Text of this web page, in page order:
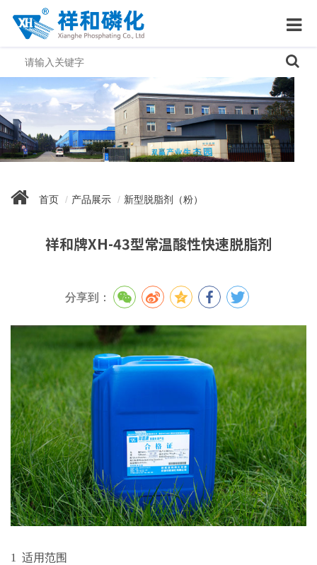
首页 产品展示 新型脱脂剂（粉）
祥和牌XH-43型常温酸性快速脱脂剂
分享到：
1 适用范围